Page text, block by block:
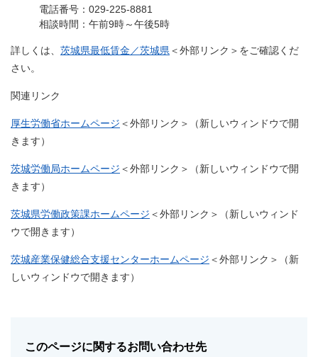
電話番号：029-225-8881
相談時間：午前9時～午後5時
詳しくは、 茨城県最低賃金／茨城県 ＜外部リンク＞ ​をご確認くだ
さい。
関連リンク
厚生労働省ホームページ ＜外部リンク＞
（新しいウィンドウで開
きます）
茨城労働局ホームページ ＜外部リンク＞
（新しいウィンドウで開
きます）
茨城県労働政策課ホームページ ＜外部リンク＞
（新しいウィンド
ウで開きます）
茨城産業保健総合支援センターホームページ ＜外部リンク＞
（新
しいウィンドウで開きます）
このページに関するお問い合わせ先